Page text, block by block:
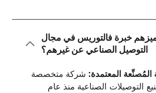
خبرة فالتوريس في مجال
التوصيل الصناعي عن غيرهم؟
المُصنِّعة المعتمدة: شركة متخصصة
التوصيلات الصناعية منذ عام